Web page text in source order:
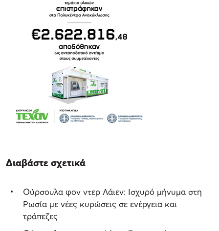
Διαβάστε σχετικά
Ούρσουλα φον ντερ Λάιεν: Ισχυρό μήνυμα στη
Ρωσία με νέες κυρώσεις σε ενέργεια και
τράπεζες